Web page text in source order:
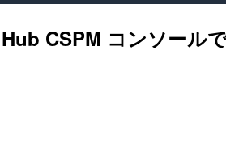
CSPM コンソール